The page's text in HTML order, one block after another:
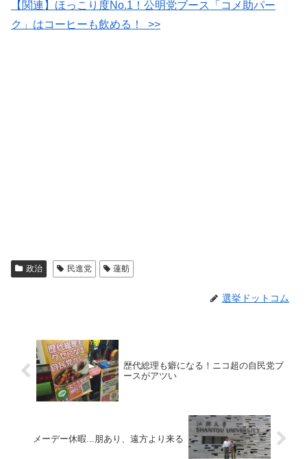
【関連】ほっこり度No.1！公明党ブース「コメ助パー
ク」はコーヒーも飲める！ >>
政治 民進党 蓮舫
選挙ドットコム
歴代総理も癖になる！ニコ超の自民党ブ
ースがアツい
メーデー休暇...朋あり、遠方より来る